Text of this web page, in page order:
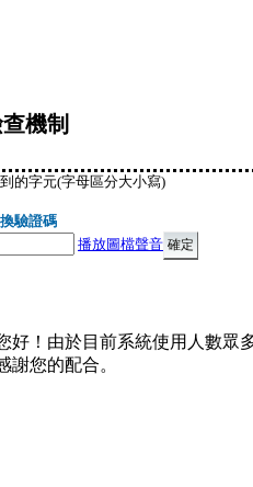
機制
的字元(字母區分大小寫)
驗證碼
播放圖檔聲音
好！由於目前系統使用人數眾
謝您的配合。